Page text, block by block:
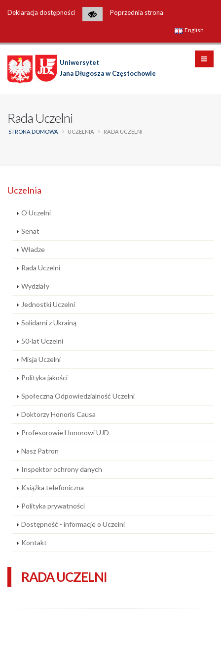
Deklaracja dostępności Poprzednia strona
English
Uniwersytet
Jana Długosza w Częstochowie
Rada Uczelni
STRONA DOMOWA UCZELNIA RADA UCZELNI
Uczelnia
O Uczelni
Senat
Władze
Rada Uczelni
Wydziały
Jednostki Uczelni
Solidarni z Ukrainą
50-lat Uczelni
Misja Uczelni
Polityka jakości
Społeczna Odpowiedzialność Uczelni
Doktorzy Honoris Causa
Profesorowie Honorowi UJD
Nasz Patron
Inspektor ochrony danych
Książka telefoniczna
Polityka prywatności
Dostępność - informacje o Uczelni
Kontakt
RADA UCZELNI